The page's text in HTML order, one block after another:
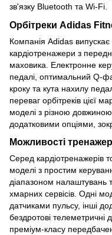
зв'язку Bluetooth та Wi-Fi.
Орбітреки Adidas
Компанія Adidas випускає
кардіотренажери з
маховика. Електронне
педалі, оптимальний Q-
кроку та кута нахилу
переваг орбітреків цієї
моделі з різною
додатковими опціями,
Можливості
Серед кардіотренажерів
моделі з простим
діапазоном налаштувань
хмарних сервісів. Одні
датчиками пульсу, інші
бездротові телеметричні
преміум-класу